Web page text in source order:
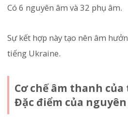
Có 6 nguyên âm và 32 phụ âm.
Sự kết hợp này tạo nên âm
tiếng Ukraine.
Cơ chế âm thanh
Đặc điểm của